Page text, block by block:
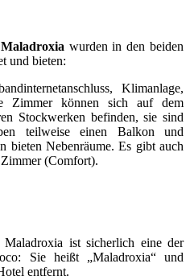
wurden in den beiden
und bieten:
Klimanlage,
Zimmer können sich auf dem
Stockwerken befinden, sie sind
teilweise einen Balkon und
bieten Nebenräume. Es gibt auch
(Comfort).
ist sicherlich eine der
Sie heißt „Maladroxia“ und
entfernt.